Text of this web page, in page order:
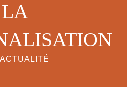
LA
ACTUALITÉ